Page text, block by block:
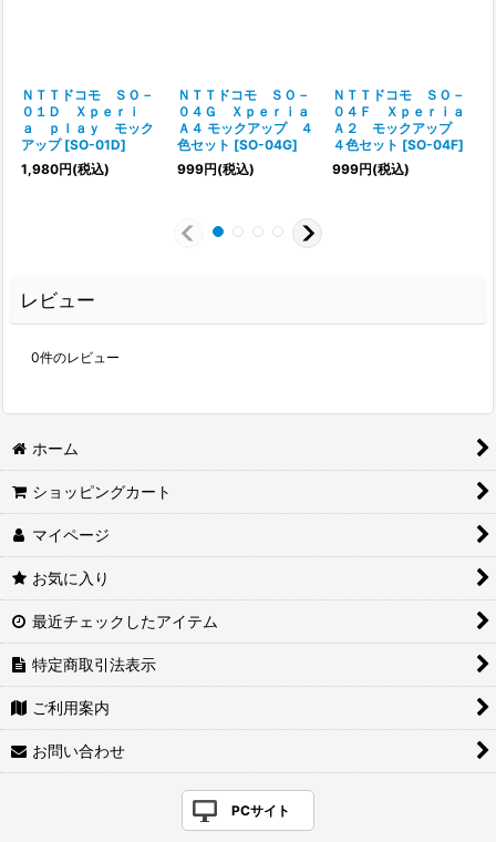
ＮＴＴドコモ ＳＯ－
０１Ｄ Ｘｐｅｒｉ
ａ ｐｌａｙ モック
アップ [SO-01D]
1,980円(税込)
ＮＴＴドコモ ＳＯ－
０４Ｇ Ｘｐｅｒｉａ
Ａ４ モックアップ ４
色セット [SO-04G]
999円(税込)
ＮＴＴドコモ ＳＯ－
０４Ｆ Ｘｐｅｒｉａ
Ａ２ モックアップ
４色セット [SO-04F]
999円(税込)
レビュー
0件のレビュー
ホーム
ショッピングカート
マイページ
お気に入り
最近チェックしたアイテム
特定商取引法表示
ご利用案内
お問い合わせ
PCサイト